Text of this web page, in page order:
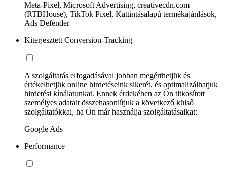
Meta-Pixel, Microsoft Advertising, creativecdn.com
(RTBHouse), TikTok Pixel, Kattintásalapú termékajánlások,
Ads Defender
Kiterjesztett Conversion-Tracking
A szolgáltatás elfogadásával jobban megérthetjük és
értékelhetjük online hirdetéseink sikerét, és optimalizálhatjuk
hirdetési kínálatunkat. Ennek érdekében az Ön titkosított
személyes adatait összehasonlítjuk a következő külső
szolgáltatókkal, ha Ön már használja szolgáltatásaikat:
Google Ads
Performance